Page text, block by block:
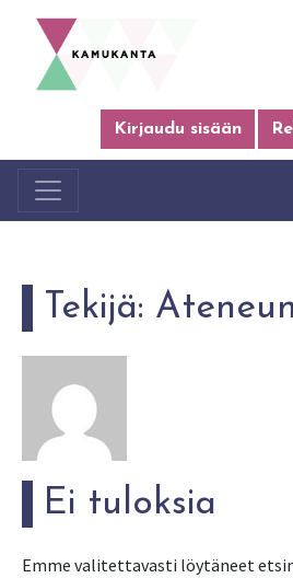
Kirjaudu sisään
Tekijä:
Ei tuloksia
Emme valitettavasti löytäneet